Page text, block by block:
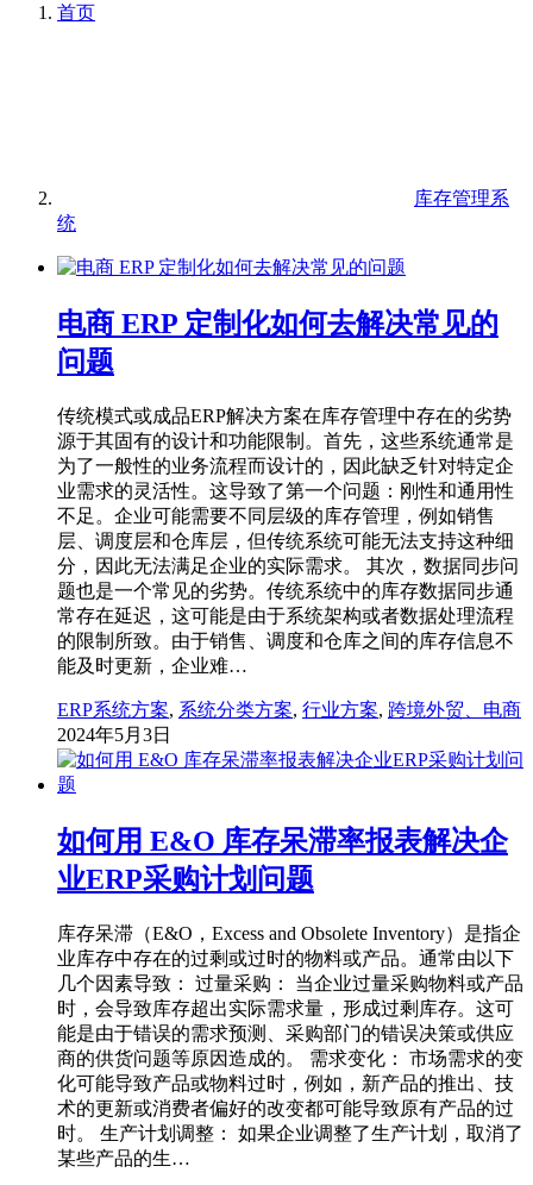
首页
库存管理系
统
电商 ERP 定制化如何去解决常见的
问题
传统模式或成品ERP解决方案在库存管理中存在的劣势
源于其固有的设计和功能限制。首先，这些系统通常是
为了一般性的业务流程而设计的，因此缺乏针对特定企
业需求的灵活性。这导致了第一个问题：刚性和通用性
不足。企业可能需要不同层级的库存管理，例如销售
层、调度层和仓库层，但传统系统可能无法支持这种细
分，因此无法满足企业的实际需求。 其次，数据同步问
题也是一个常见的劣势。传统系统中的库存数据同步通
常存在延迟，这可能是由于系统架构或者数据处理流程
的限制所致。由于销售、调度和仓库之间的库存信息不
能及时更新，企业难…
ERP系统方案, 系统分类方案, 行业方案, 跨境外贸、电商
2024年5月3日
如何用 E&O 库存呆滞率报表解决企
业ERP采购计划问题
库存呆滞（E&O，Excess and Obsolete Inventory）是指企
业库存中存在的过剩或过时的物料或产品。通常由以下
几个因素导致： 过量采购： 当企业过量采购物料或产品
时，会导致库存超出实际需求量，形成过剩库存。这可
能是由于错误的需求预测、采购部门的错误决策或供应
商的供货问题等原因造成的。 需求变化： 市场需求的变
化可能导致产品或物料过时，例如，新产品的推出、技
术的更新或消费者偏好的改变都可能导致原有产品的过
时。 生产计划调整： 如果企业调整了生产计划，取消了
某些产品的生…